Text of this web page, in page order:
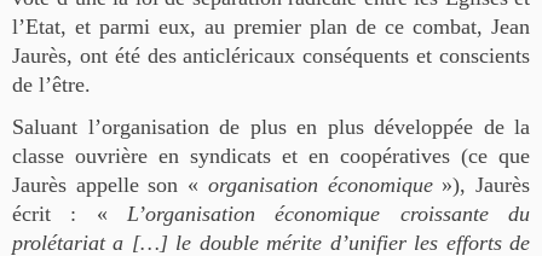
l’Etat, et parmi eux, au premier plan de ce combat, Jean
Jaurès, ont été des anticléricaux conséquents et conscients
de l’être.
Saluant l’organisation de plus en plus développée de la
classe ouvrière en syndicats et en coopératives (ce que
Jaurès appelle son « organisation économique»), Jaurès
écrit : « L’organisation économique croissante du
prolétariat a […] le double mérite d’unifier les efforts de